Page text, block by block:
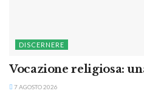
DISCERNERE
Vocazione religiosa:
7 AGOSTO 2026